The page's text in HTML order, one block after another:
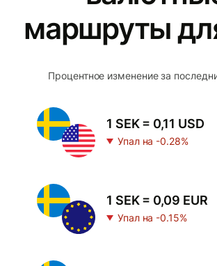
маршруты
Процентное изменение за
1 SEK = 0,11 USD
Упал на -0.28%
1 SEK = 0,09 EUR
Упал на -0.15%